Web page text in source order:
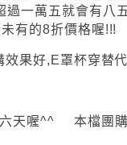
過一萬五就會有八
有的8折價格喔!!!
效果好,E罩杯穿替
天喔^^ 本檔團